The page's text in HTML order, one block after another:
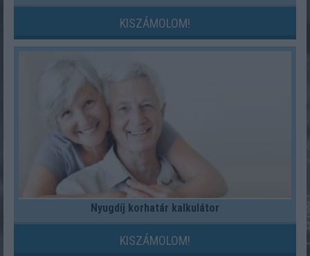
KISZÁMOLOM!
Nyugdíj korhatár kalkulátor
KISZÁMOLOM!